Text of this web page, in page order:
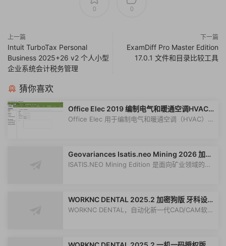
0 0
上一篇
Intuit TurboTax Personal
Business 2025+26 v2 个人小型
企业系统会计税务管理
下一篇
ExamDiff Pro Master Edition
17.0.1 文件和目录比较工具
猜你喜欢
Office Elec 2019 编制电气和暖通空调HVAC
系统报价与估算Caneco
Office Elec 用于编制电气和暖通空调（HVAC）系
Geovariances Isatis.neo Mining 2026 加密
狗版 矿业专用地质统计学软件
ISATIS.NEO Mining Edition 是面向矿业领域的专
WORKNC DENTAL 2025.2 加密狗版 牙科设计
软件牙科编程CAM切削软件
WORKNC DENTAL，自动化新一代CAD/CAM软件